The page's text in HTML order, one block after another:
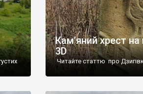
Кам’яний хрест на
3D
Читайте статтю про